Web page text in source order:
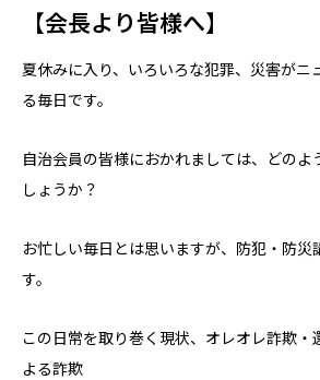
【会長より皆様へ】
夏休みに入り、いろいろな犯罪、災害がニ
る毎日です。
自治会員の皆様におかれましては、どのよ
しょうか？
お忙しい毎日とは思いますが、防犯・防災
す。
この日常を取り巻く現状、オレオレ詐欺・
よる詐欺